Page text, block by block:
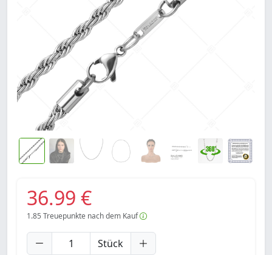
36.99 €
1.85 Treuepunkte nach dem Kauf
Stück